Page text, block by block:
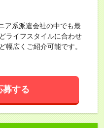
ア系派遣会社の中でも最
ライフスタイルに合わせ
広くご紹介可能です。
募する